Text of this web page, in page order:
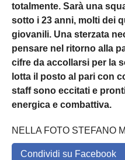
totalmente. Sarà una
sotto i 23 anni, molti dei
giovanili. Una sterzata
pensare nel ritorno alla
cifre da accollarsi per la
lotta il posto al pari con
staff sono eccitati e
energica e combattiva.
NELLA FOTO STEFANO
Condividi su Facebook